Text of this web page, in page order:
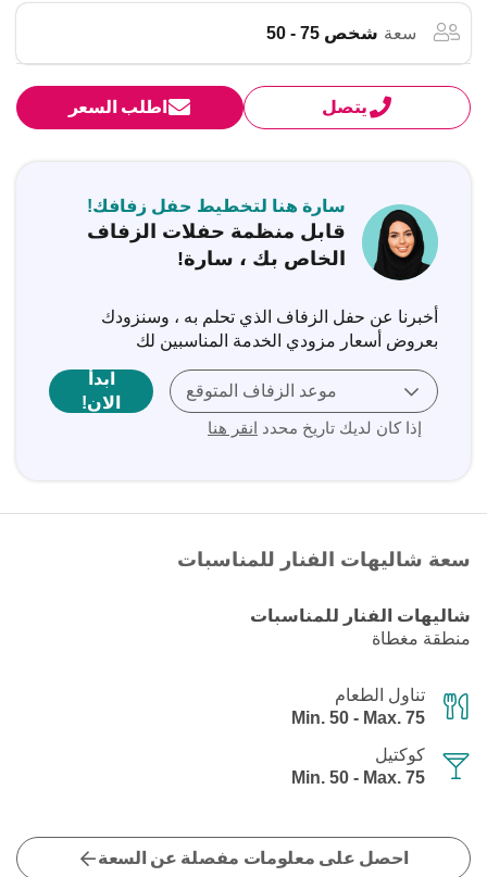
سعة شخص 75 - 50
يتصل اطلب السعر
سارة هنا لتخطيط حفل زفافك!
قابل منظمة حفلات الزفاف
الخاص بك ، سارة!
أخبرنا عن حفل الزفاف الذي تحلم به ، وسنزودك
بعروض أسعار مزودي الخدمة المناسبين لك
موعد الزفاف المتوقع
إذا كان لديك تاريخ محدد انقر هنا
ابدأ
الان!
سعة شاليهات الفنار للمناسبات
شاليهات الفنار للمناسبات
منطقة مغطاة
تناول الطعام
Min. 50 - Max. 75
كوكتيل
Min. 50 - Max. 75
احصل على معلومات مفصلة عن السعة